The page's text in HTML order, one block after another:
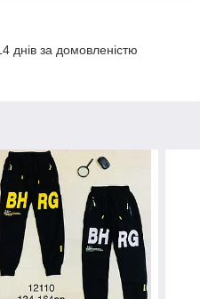
днів за домовленістю